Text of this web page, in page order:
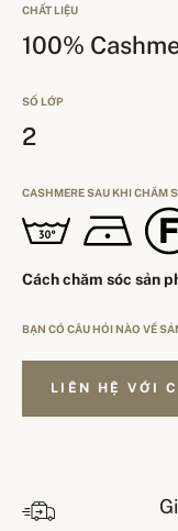
CHẤT LIỆU
100%
SỐ LỚP
2
CASHMERE SAU KHI CHĂM
Cách chăm sóc sản
BẠN CÓ CÂU HỎI NÀO VỀ
LIÊN HỆ VỚI